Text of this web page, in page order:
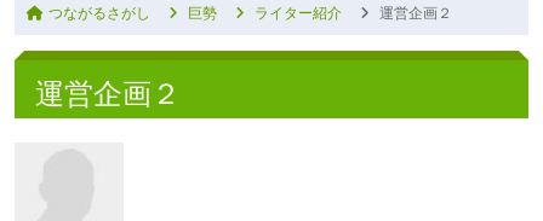
つながるさがし 巨勢 ライター紹介 運営企画２
運営企画２